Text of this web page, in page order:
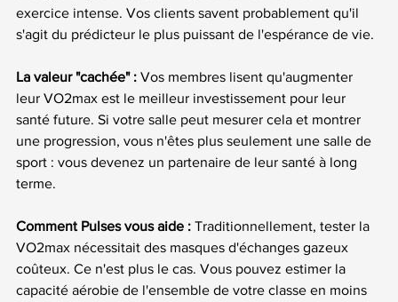
exercice intense. Vos clients savent probablement qu'il
s'agit du prédicteur le plus puissant de l'espérance de vie.
La valeur "cachée" : Vos membres lisent qu'augmenter
leur VO2max est le meilleur investissement pour leur
santé future. Si votre salle peut mesurer cela et montrer
une progression, vous n'êtes plus seulement une salle de
sport : vous devenez un partenaire de leur santé à long
terme.
Comment Pulses vous aide : Traditionnellement, tester la
VO2max nécessitait des masques d'échanges gazeux
coûteux. Ce n'est plus le cas. Vous pouvez estimer la
capacité aérobie de l'ensemble de votre classe en moins